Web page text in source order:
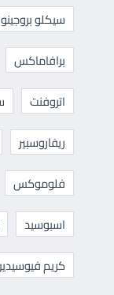
سيكلو
برافاماكس
اتروفنت
ريفاروسبير
فلوموكس
اسبوسيد
كريم